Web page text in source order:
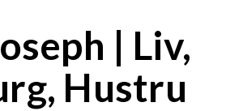
| Liv,
Hustru